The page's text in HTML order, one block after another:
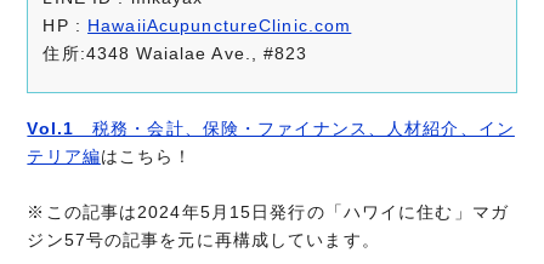
HP : HawaiiAcupunctureClinic.com
住所:4348 Waialae Ave., #823
Vol.1 税務・会計、保険・ファイナンス、人材紹介、イン
テリア編はこちら！
※この記事は2024年5月15日発行の「ハワイに住む」マガ
ジン57号の記事を元に再構成しています。